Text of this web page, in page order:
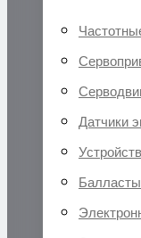
Датчики